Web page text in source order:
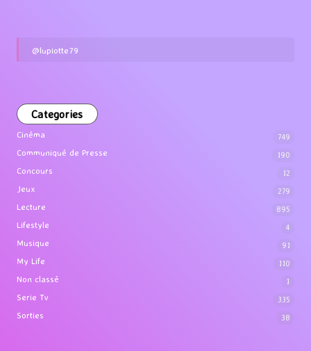
@lupiotte79
Categories
Cinéma 749
Communiqué de Presse 190
Concours 12
Jeux 279
Lecture 895
Lifestyle 4
Musique 91
My Life 110
Non classé 1
Serie Tv 335
Sorties 38